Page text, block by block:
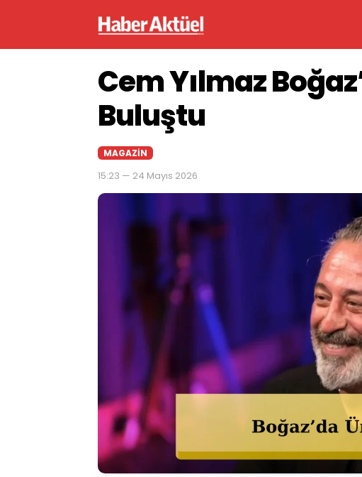
Cem Yılmaz
Buluştu
MAGAZIN
15:23 — 24 Mayıs 2026